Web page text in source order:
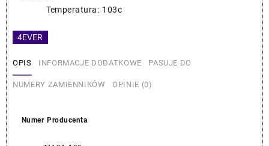
4EVER
MAHLE
Temperatura: 103c
OPIS INFORMACJE DODATKOWE PASUJE DO
NUMERY ZAMIENNIKÓW OPINIE (0)
Numer Producenta